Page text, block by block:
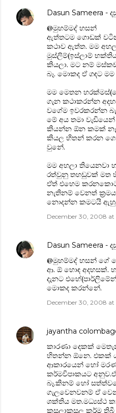
Dasun Sameera -
@මුහම්මද් හසන්
ඇත්තටම ගොඩක්
කථාව ඇත්ත. මම
මුස්ලිම්(ඉස්ලාම්
කියලා. මට නම්
බෑ. මොකද ඒ ගඳට මම
මම මෙතන
ගැන කථාකරන්න
වගේම ඉවරකරන්න
මේ අය තමා
කියන්න ඕන කමක්
කියල හිතන් කරන
වුනේ.
මම අහලා තියෙනවා
රත්වුනු තහඩුවක් මත
ඒත් එහෙම
නැතිනම් වෙනත්
නොදන්න කමටයි
December 30, 2008 at
Dasun Sameera -
@මුහම්මද් හසන්‍ ගේ
ආ. ඕ හොඳ අදහසක්.
දැනට
මොකද කරන්නේ.
December 30, 2008 at
jayantha
කාරණා දෙකක්
හිතන්න ඕනෙ. එකක්
ආකාරයෙන් හෝ
කර්මවිපාකයට
බෑ.කිනම් හෝ
ගැලවෙනවනම් ඒ
ශක්තිය මත.මධ්‍යස්ථ
කුසලාකුසල කර්ම තිබී